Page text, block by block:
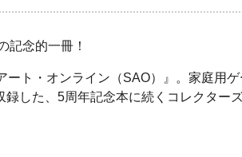
記念的一冊！
ート・オンライン（SAO）』。家庭用
した、5周年記念本に続くコレクター